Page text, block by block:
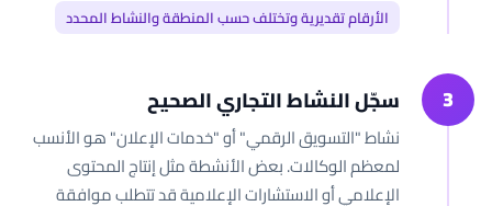
الأرقام تقديرية وتختلف حسب المنطقة والنشاط المحدد
3 سجّل النشاط التجاري الصحيح
نشاط "التسويق الرقمي" أو "خدمات الإعلان" هو الأنسب
لمعظم الوكالات. بعض الأنشطة مثل إنتاج المحتوى
الإعلامي أو الاستشارات الإعلامية قد تتطلب موافقة